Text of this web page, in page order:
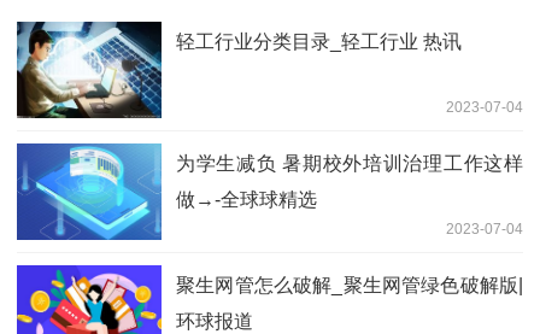
轻工行业分类目录_轻工行业 热讯
2023-07-04
为学生减负 暑期校外培训治理工作这样
做→-全球球精选
2023-07-04
聚生网管怎么破解_聚生网管绿色破解版|
环球报道